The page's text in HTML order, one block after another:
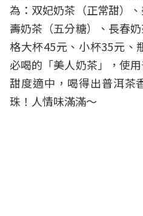
為：双妃奶茶（正常甜）
壽奶茶（五分糖）、長春
格大杯45元、小杯35元、
必喝的「美人奶茶」，使
甜度適中，喝得出普洱茶
珠！人情味滿滿～